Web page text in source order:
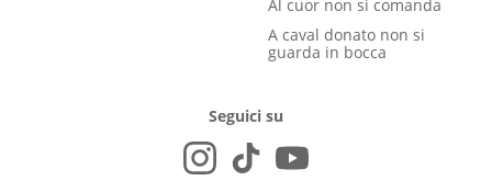
Al cuor non si comanda
A caval donato non si
guarda in bocca
Seguici su